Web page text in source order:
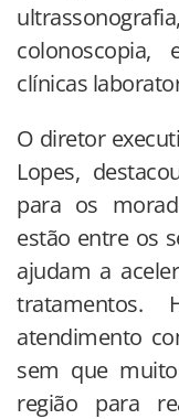
colonoscopia,
clínicas
O diretor
Lopes,
para os
estão entre os
ajudam a
tratamentos.
atendimento
sem que
região para